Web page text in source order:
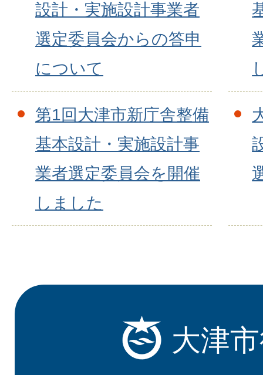
設計・実施設計事業者
選定委員会からの答申
について
第1回大津市新庁舎整備
基本設計・実施設計事
業者選定委員会を開催
しました
大津